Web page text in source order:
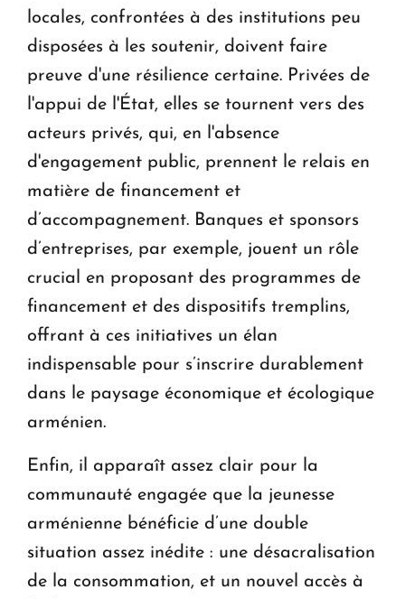
locales, confrontées à des institutions peu
disposées à les soutenir, doivent faire
preuve d'une résilience certaine. Privées de
l'appui de l'État, elles se tournent vers des
acteurs privés, qui, en l'absence
d'engagement public, prennent le relais en
matière de financement et
d’accompagnement. Banques et sponsors
d’entreprises, par exemple, jouent un rôle
crucial en proposant des programmes de
financement et des dispositifs tremplins,
offrant à ces initiatives un élan
indispensable pour s’inscrire durablement
dans le paysage économique et écologique
arménien.
Enfin, il apparaît assez clair pour la
communauté engagée que la jeunesse
arménienne bénéficie d’une double
situation assez inédite : une désacralisation
de la consommation, et un nouvel accès à